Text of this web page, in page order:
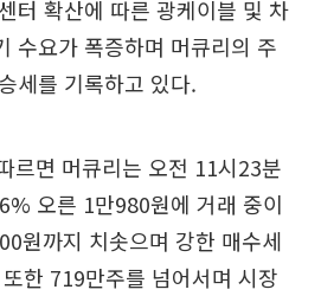
터 확산에 따른 광케이블 및 차
수요가 폭증하며 머큐리의 주
세를 기록하고 있다.
르면 머큐리는 오전 11시23분
오른 1만980원에 거래 중이
원까지 치솟으며 강한 매수세
한 719만주를 넘어서며 시장